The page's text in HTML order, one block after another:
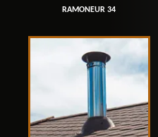
RAMONEUR 34